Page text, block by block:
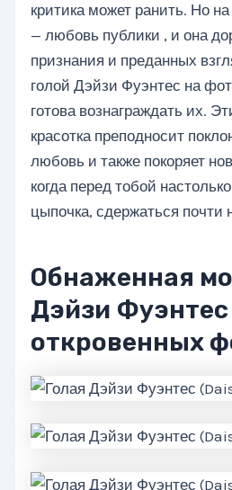
критика может ранить. Но
— любовь публики , и она
признания и преданных
голой Дэйзи Фуэнтес на
готова вознаграждать их.
красотка преподносит
любовь и также покоряет
когда перед тобой
цыпочка, сдержаться почти
Обнаженная
Дэйзи Фуэнтес
откровенных